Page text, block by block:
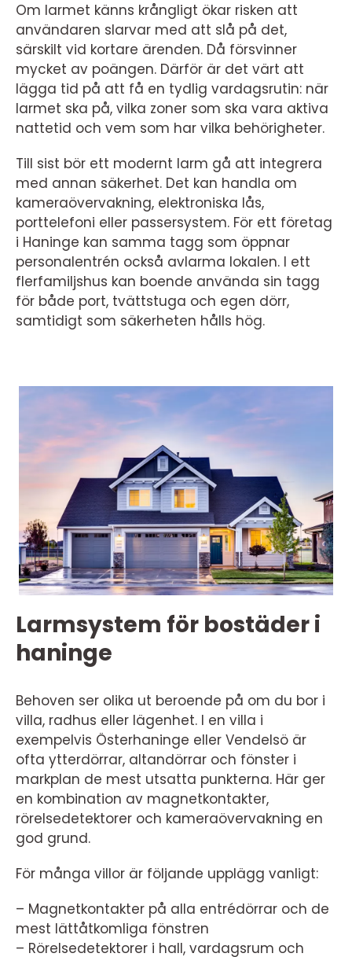
Om larmet känns krångligt ökar risken att
användaren slarvar med att slå på det,
särskilt vid kortare ärenden. Då försvinner
mycket av poängen. Därför är det värt att
lägga tid på att få en tydlig vardagsrutin: när
larmet ska på, vilka zoner som ska vara aktiva
nattetid och vem som har vilka behörigheter.
Till sist bör ett modernt larm gå att integrera
med annan säkerhet. Det kan handla om
kameraövervakning, elektroniska lås,
porttelefoni eller passersystem. För ett företag
i Haninge kan samma tagg som öppnar
personalentrén också avlarma lokalen. I ett
flerfamiljshus kan boende använda sin tagg
för både port, tvättstuga och egen dörr,
samtidigt som säkerheten hålls hög.
Larmsystem för bostäder i
haninge
Behoven ser olika ut beroende på om du bor i
villa, radhus eller lägenhet. I en villa i
exempelvis Österhaninge eller Vendelsö är
ofta ytterdörrar, altandörrar och fönster i
markplan de mest utsatta punkterna. Här ger
en kombination av magnetkontakter,
rörelsedetektorer och kameraövervakning en
god grund.
För många villor är följande upplägg vanligt:
– Magnetkontakter på alla entrédörrar och de
mest lättåtkomliga fönstren
– Rörelsedetektorer i hall, vardagsrum och